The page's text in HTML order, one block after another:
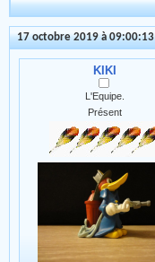
17 octobre 2019 à 09:00:13
KIKI
L'Equipe.
Présent